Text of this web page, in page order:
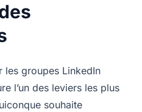
les groupes LinkedIn
l’un des leviers les plus
souhaite